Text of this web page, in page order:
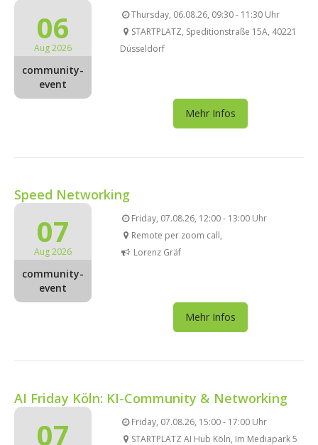
06
Aug 2026
community-
event
Thursday, 06.08.26, 09:30 - 11:30 Uhr
STARTPLATZ, Speditionstraße 15A, 40221
Düsseldorf
Mehr Infos
Speed Networking
07
Aug 2026
community-
event
Friday, 07.08.26, 12:00 - 13:00 Uhr
Remote per zoom call,
Lorenz Gräf
Mehr Infos
AI Friday Köln: KI-Community & Networking
07
Friday, 07.08.26, 15:00 - 17:00 Uhr
STARTPLATZ AI Hub Köln, Im Mediapark 5